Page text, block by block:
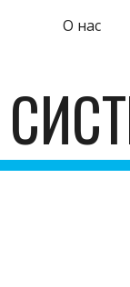
to main content
О нас